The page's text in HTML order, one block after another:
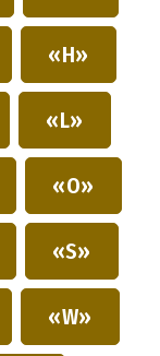
«H»
«L»
«O»
«S»
«W»